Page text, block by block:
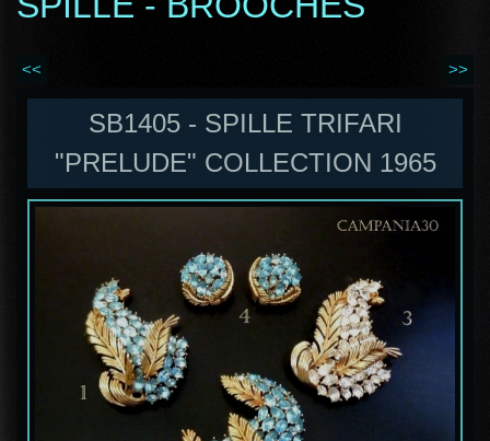
<< >>
SB1405 - SPILLE TRIFARI
"PRELUDE" COLLECTION 1965